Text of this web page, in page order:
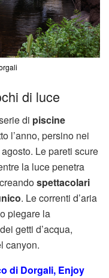
di luce
di piscine
l’anno, persino nei
Le pareti scure
la luce penetra
spettacolari
. Le correnti d’aria
piegare la
getti d’acqua,
canyon.
di Dorgali, Enjoy